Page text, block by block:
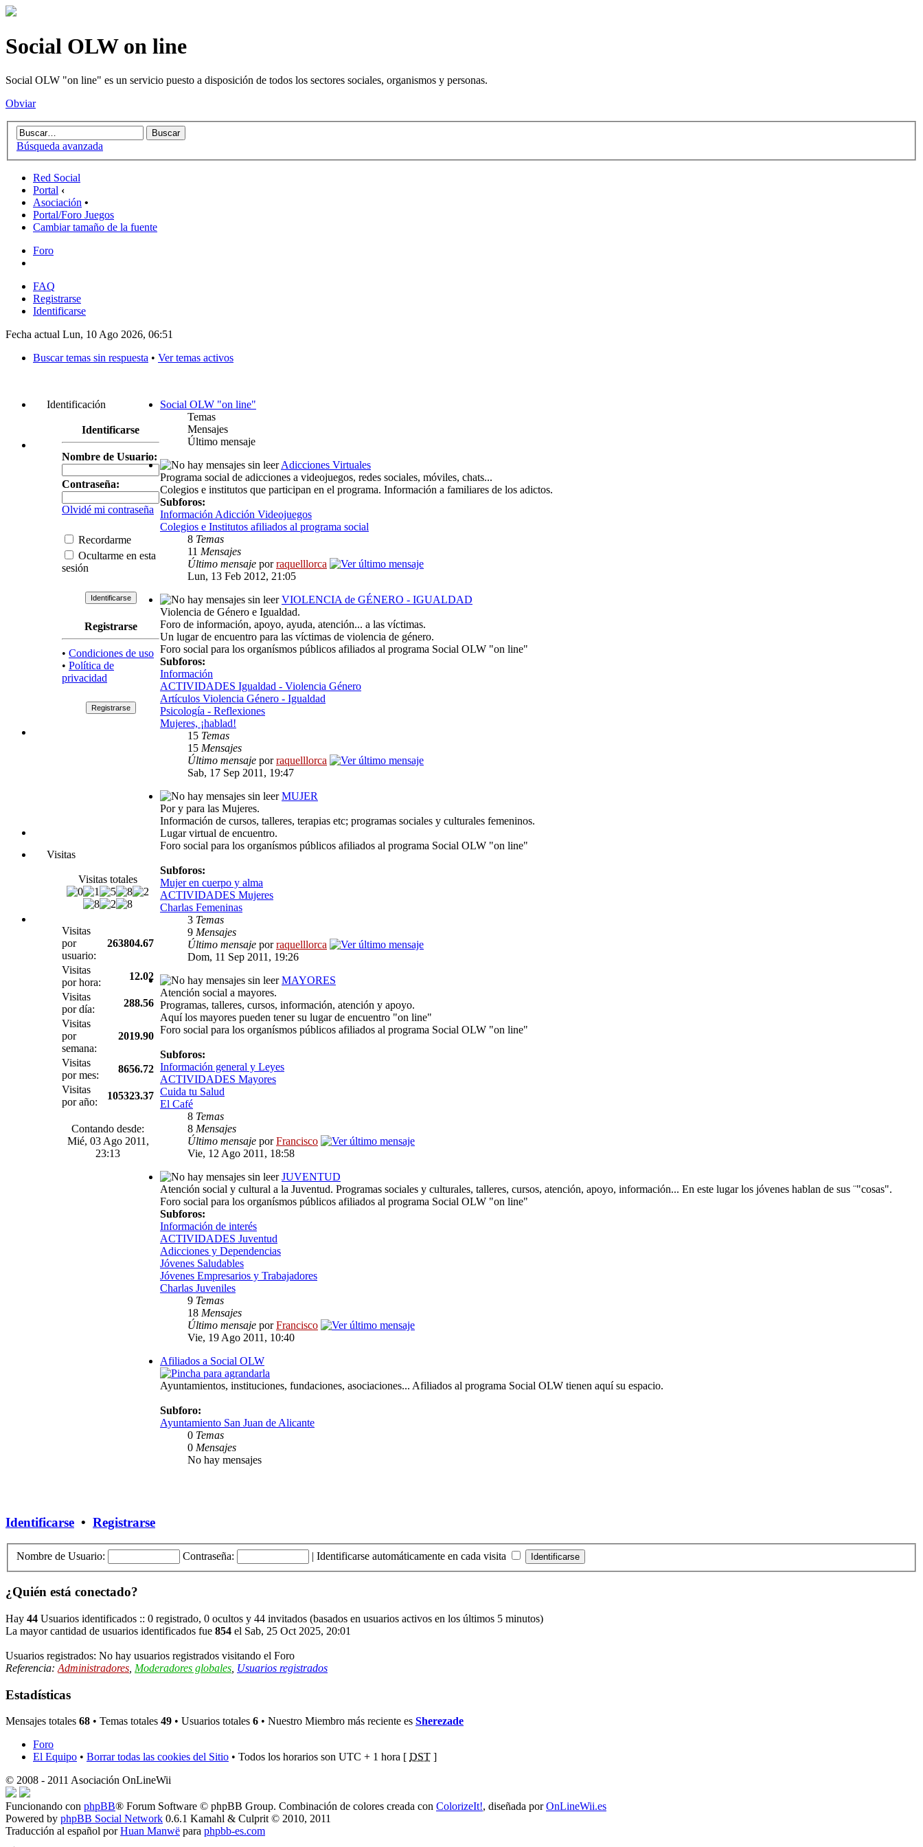
Social OLW on line
Social OLW "on line" es un servicio puesto a disposición de todos los sectores sociales, organismos y personas.
Obviar
Búsqueda avanzada
Red Social
Portal ‹
Asociación •
Portal/Foro Juegos
Cambiar tamaño de la fuente
Foro
FAQ
Registrarse
Identificarse
Fecha actual Lun, 10 Ago 2026, 06:51
Buscar temas sin respuesta • Ver temas activos
Identificación
Identificarse
Nombre de Usuario:
Contraseña:
Olvidé mi contraseña
Recordarme
Ocultarme en esta
sesión
Registrarse
• Condiciones de uso
• Política de
privacidad
Visitas
Visitas totales
Visitas
por
usuario:
263804.67
Visitas
por hora:
12.02
Visitas
por día:
288.56
Visitas
por
semana:
2019.90
Visitas
por mes:
8656.72
Visitas
por año:
105323.37
Contando desde:
Mié, 03 Ago 2011,
23:13
Social OLW "on line"
Temas
Mensajes
Último mensaje
Adicciones Virtuales
Programa social de adicciones a videojuegos, redes sociales, móviles, chats...
Colegios e institutos que participan en el programa. Información a familiares de los adictos.
Subforos:
Información Adicción Videojuegos
Colegios e Institutos afiliados al programa social
8 Temas
11 Mensajes
Último mensaje porraquelllorca
Lun, 13 Feb 2012, 21:05
VIOLENCIA de GÉNERO - IGUALDAD
Violencia de Género e Igualdad.
Foro de información, apoyo, ayuda, atención... a las víctimas.
Un lugar de encuentro para las víctimas de violencia de género.
Foro social para los organísmos públicos afiliados al programa Social OLW "on line"
Subforos:
Información
ACTIVIDADES Igualdad - Violencia Género
Artículos Violencia Género - Igualdad
Psicología - Reflexiones
Mujeres, ¡hablad!
15 Temas
15 Mensajes
Último mensaje porraquelllorca
Sab, 17 Sep 2011, 19:47
MUJER
Por y para las Mujeres.
Información de cursos, talleres, terapias etc; programas sociales y culturales femeninos.
Lugar virtual de encuentro.
Foro social para los organísmos públicos afiliados al programa Social OLW "on line"
Subforos:
Mujer en cuerpo y alma
ACTIVIDADES Mujeres
Charlas Femeninas
3 Temas
9 Mensajes
Último mensaje porraquelllorca
Dom, 11 Sep 2011, 19:26
MAYORES
Atención social a mayores.
Programas, talleres, cursos, información, atención y apoyo.
Aquí los mayores pueden tener su lugar de encuentro "on line"
Foro social para los organísmos públicos afiliados al programa Social OLW "on line"
Subforos:
Información general y Leyes
ACTIVIDADES Mayores
Cuida tu Salud
El Café
8 Temas
8 Mensajes
Último mensaje porFrancisco
Vie, 12 Ago 2011, 18:58
JUVENTUD
Atención social y cultural a la Juventud. Programas sociales y culturales, talleres, cursos, atención, apoyo, información... En este lugar los jóvenes hablan de sus ¨"cosas".
Foro social para los organísmos públicos afiliados al programa Social OLW "on line"
Subforos:
Información de interés
ACTIVIDADES Juventud
Adicciones y Dependencias
Jóvenes Saludables
Jóvenes Empresarios y Trabajadores
Charlas Juveniles
9 Temas
18 Mensajes
Último mensaje porFrancisco
Vie, 19 Ago 2011, 10:40
Afiliados a Social OLW
Ayuntamientos, instituciones, fundaciones, asociaciones... Afiliados al programa Social OLW tienen aquí su espacio.
Subforo:
Ayuntamiento San Juan de Alicante
0 Temas
0 Mensajes
No hay mensajes
Identificarse • Registrarse
Nombre de Usuario: Contraseña: | Identificarse automáticamente en cada visita
¿Quién está conectado?
Hay 44 Usuarios identificados :: 0 registrado, 0 ocultos y 44 invitados (basados en usuarios activos en los últimos 5 minutos)
La mayor cantidad de usuarios identificados fue 854 el Sab, 25 Oct 2025, 20:01
Usuarios registrados: No hay usuarios registrados visitando el Foro
Referencia: Administradores Moderadores globales Usuarios registrados
Estadísticas
Mensajes totales 68 • Temas totales 49 • Usuarios totales 6 • Nuestro Miembro más reciente es Sherezade
Foro
El Equipo • Borrar todas las cookies del Sitio • Todos los horarios son UTC + 1 hora [ DST ]
© 2008 - 2011 Asociación OnLineWii
Funcionando con phpBB® Forum Software © phpBB Group. Combinación de colores creada con ColorizeIt!, diseñada porOnLineWii.es
Powered by phpBB Social Network 0.6.1 Kamahl & Culprit © 2010, 2011
Traducción al español porHuan Manwë para phpbb-es.com